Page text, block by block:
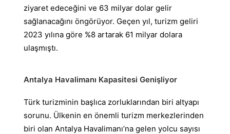
ziyaret edeceğini ve 63 milyar dolar gelir
sağlanacağını öngörüyor. Geçen yıl, turizm geliri
2023 yılına göre %8 artarak 61 milyar dolara
ulaşmıştı.
Antalya Havalimanı Kapasitesi Genişliyor
Türk turizminin başlıca zorluklarından biri altyapı
sorunu. Ülkenin en önemli turizm merkezlerinden
biri olan Antalya Havalimanı’na gelen yolcu sayısı